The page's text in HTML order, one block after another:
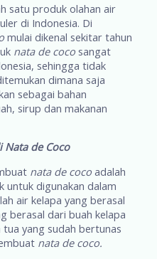
satu produk olahan air
di Indonesia. Di
mulai dikenal sekitar tahun
nata de coco sangat
sehingga tidak
dimana saja
sebagai bahan
sirup dan makanan
Nata de Coco
nata de cocoadalah
untuk digunakan dalam
air kelapa yang berasal
berasal dari buah kelapa
yang sudah bertunas
nata de coco.